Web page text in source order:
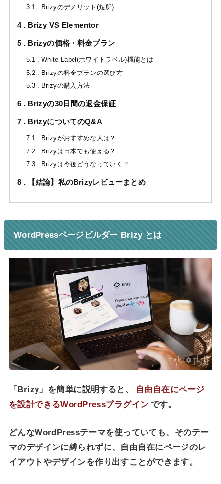
3.1 Brizyのデメリット(短所)
4 Brizy VS Elementor
5 Brizyの価格・料金プラン
5.1
White Label(ホワイトラベル)機能とは
5.2
Brizyの料金プランの選び方
5.3
Brizyの購入方法
6 Brizyの30日間の返金保証
7 BrizyについてのQ&A
7.1
Brizyがおすすめな人は？
7.2
Brizyは日本でも使える？
7.3
Brizyは今後どうなっていく？
8 【結論】私のBrizyレビューまとめ
WordPressページビルダー Brizy とは
「Brizy」を簡単に説明すると、
自由自在にページ
を設計できるWordPressプラグイン です。
どんなWordPressテーマを使っていても、そのテー
マのデザインに縛られずに、自由自在にページのレ
イアウトやデザインを作り出すことができます。